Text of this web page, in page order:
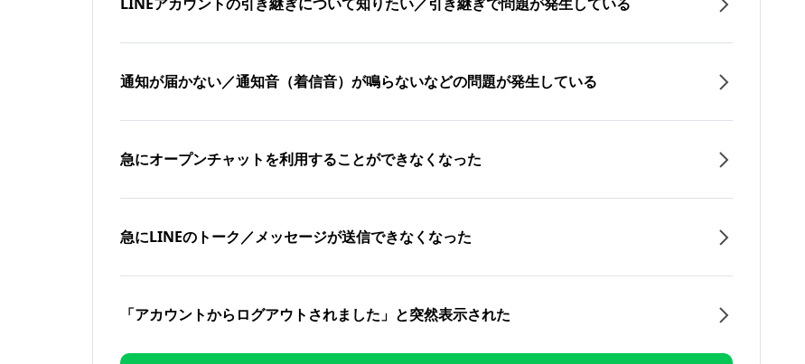
通知が届かない／通知音（着信音）が鳴らないなどの問題が発生している
急にオープンチャットを利用することができなくなった
急にLINEのトーク／メッセージが送信できなくなった
「アカウントからログアウトされました」と突然表示された